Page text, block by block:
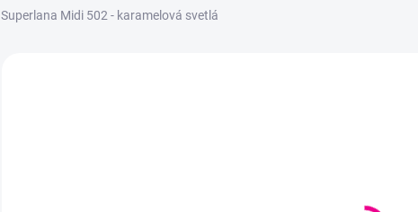
Superlana Midi 502 - karamelová svetlá